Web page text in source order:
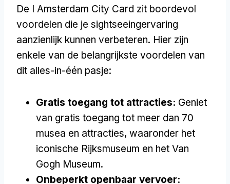
De I Amsterdam City Card zit boordevol
voordelen die je sightseeingervaring
aanzienlijk kunnen verbeteren. Hier zijn
enkele van de belangrijkste voordelen van
dit alles-in-één pasje:
Gratis toegang tot attracties: Geniet
van gratis toegang tot meer dan 70
musea en attracties, waaronder het
iconische Rijksmuseum en het Van
Gogh Museum.
Onbeperkt openbaar vervoer: